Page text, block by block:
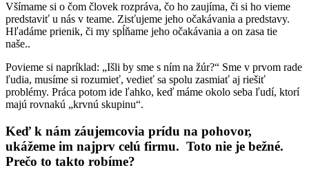
Všímame si o čom človek rozpráva, čo ho zaujíma, či si ho vieme
predstaviť u nás v teame. Zisťujeme jeho očakávania a predstavy.
Hľadáme prienik, či my spĺňame jeho očakávania a on zasa tie
naše..
Povieme si napríklad: „Išli by sme s ním na žúr?“ Sme v prvom rade
ľudia, musíme si rozumieť, vedieť sa spolu zasmiať aj riešiť
problémy. Práca potom ide ľahko, keď máme okolo seba ľudí, ktorí
majú rovnakú „krvnú skupinu“.
Keď k nám záujemcovia prídu na pohovor,
ukážeme im najprv celú firmu. Toto nie je bežné.
Prečo to takto robíme?